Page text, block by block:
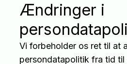
Ændringer i
Vi forbeholder os ret til at
persondatapolitik fra tid til